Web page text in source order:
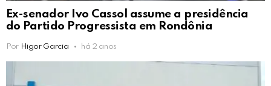
Ex-senador Ivo Cassol assume a presidência
do Partido Progressista em Rondônia
Por Higor Garcia há 2 anos